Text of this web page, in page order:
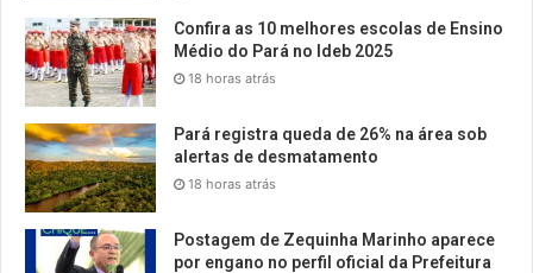
Confira as 10 melhores escolas de Ensino
Médio do Pará no Ideb 2025
18 horas atrás
Pará registra queda de 26% na área sob
alertas de desmatamento
18 horas atrás
Postagem de Zequinha Marinho aparece
por engano no perfil oficial da Prefeitura